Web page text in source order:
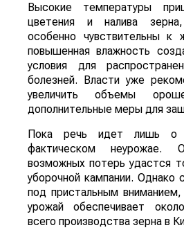
Высокие температуры
цветения и налива
особенно чувствительны к
повышенная влажность
условия для
болезней. Власти уже
увеличить объемы
дополнительные меры для
Пока речь идет лишь
фактическом неурожае.
возможных потерь удастся
уборочной кампании. Однако
под пристальным вниманием,
урожай обеспечивает
всего производства зерна в